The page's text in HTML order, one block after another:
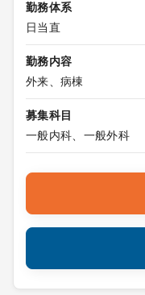
勤務体系
日当直
勤務内容
外来、病棟
募集科目
一般内科、一般外科